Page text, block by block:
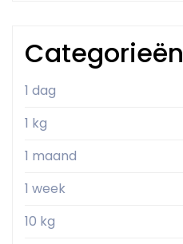
Categorieën
1 dag
1 kg
1 maand
1 week
10 kg